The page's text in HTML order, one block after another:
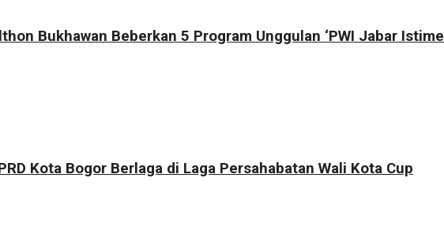
Bukhawan Beberkan 5 Program Unggulan ‘PWI Jabar
Kota Bogor Berlaga di Laga Persahabatan Wali Kota Cup